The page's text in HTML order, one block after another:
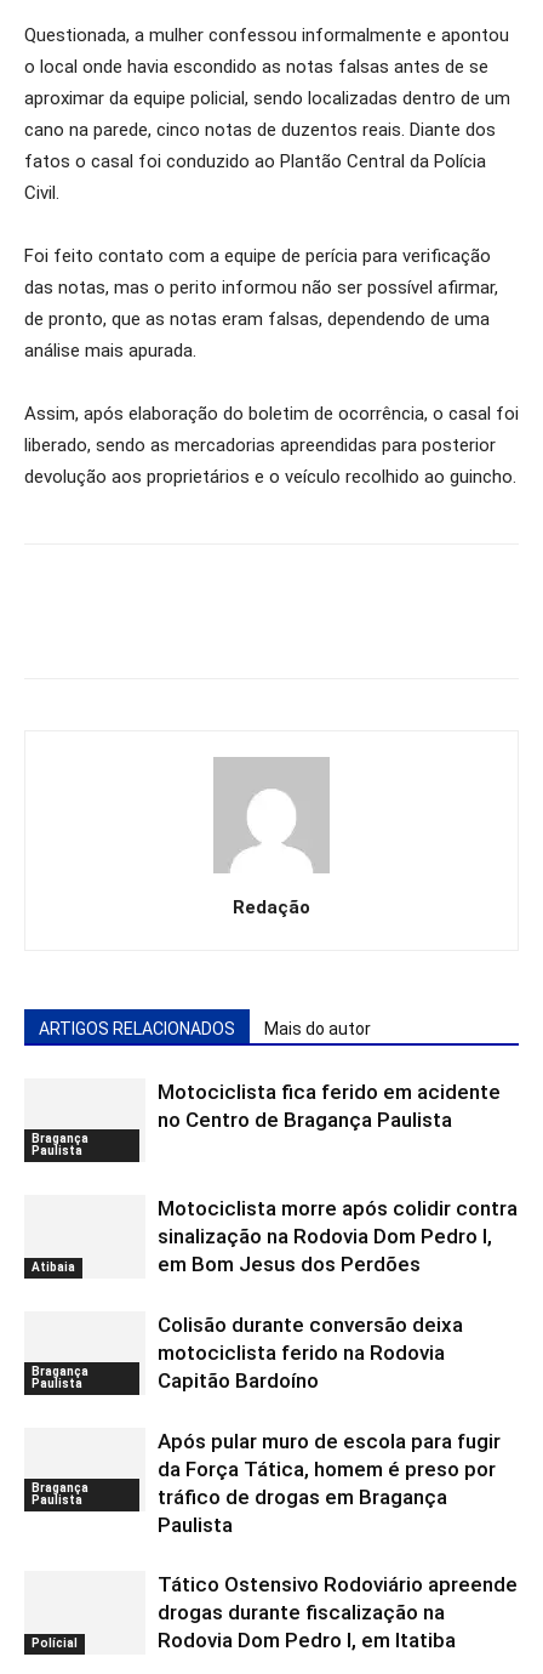
Questionada, a mulher confessou informalmente e apontou
o local onde havia escondido as notas falsas antes de se
aproximar da equipe policial, sendo localizadas dentro de um
cano na parede, cinco notas de duzentos reais. Diante dos
fatos o casal foi conduzido ao Plantão Central da Polícia
Civil.
Foi feito contato com a equipe de perícia para verificação
das notas, mas o perito informou não ser possível afirmar,
de pronto, que as notas eram falsas, dependendo de uma
análise mais apurada.
Assim, após elaboração do boletim de ocorrência, o casal foi
liberado, sendo as mercadorias apreendidas para posterior
devolução aos proprietários e o veículo recolhido ao guincho.
Redação
ARTIGOS RELACIONADOS Mais do autor
Bragança
Paulista
Motociclista fica ferido em acidente
no Centro de Bragança Paulista
Atibaia
Motociclista morre após colidir contra
sinalização na Rodovia Dom Pedro I,
em Bom Jesus dos Perdões
Bragança
Paulista
Colisão durante conversão deixa
motociclista ferido na Rodovia
Capitão Bardoíno
Bragança
Paulista
Após pular muro de escola para fugir
da Força Tática, homem é preso por
tráfico de drogas em Bragança
Paulista
Polícial
Tático Ostensivo Rodoviário apreende
drogas durante fiscalização na
Rodovia Dom Pedro I, em Itatiba